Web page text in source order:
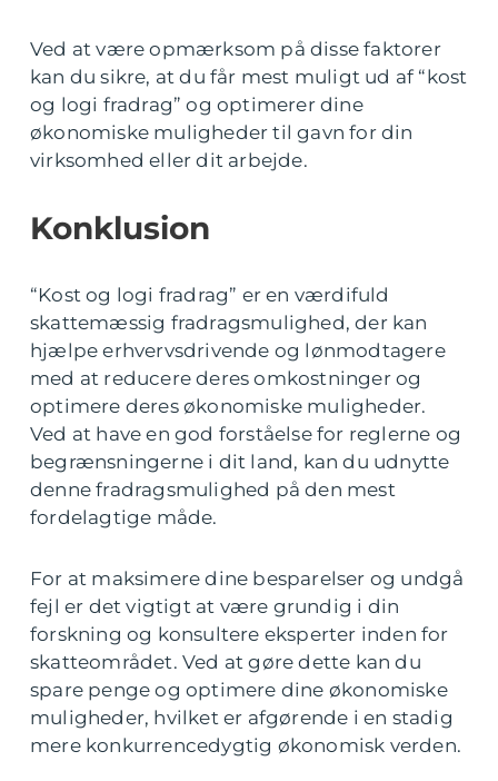
Ved at være opmærksom på disse faktorer
kan du sikre, at du får mest muligt ud af “kost
og logi fradrag” og optimerer dine
økonomiske muligheder til gavn for din
virksomhed eller dit arbejde.
Konklusion
“Kost og logi fradrag” er en værdifuld
skattemæssig fradragsmulighed, der kan
hjælpe erhvervsdrivende og lønmodtagere
med at reducere deres omkostninger og
optimere deres økonomiske muligheder.
Ved at have en god forståelse for reglerne og
begrænsningerne i dit land, kan du udnytte
denne fradragsmulighed på den mest
fordelagtige måde.
For at maksimere dine besparelser og undgå
fejl er det vigtigt at være grundig i din
forskning og konsultere eksperter inden for
skatteområdet. Ved at gøre dette kan du
spare penge og optimere dine økonomiske
muligheder, hvilket er afgørende i en stadig
mere konkurrencedygtig økonomisk verden.